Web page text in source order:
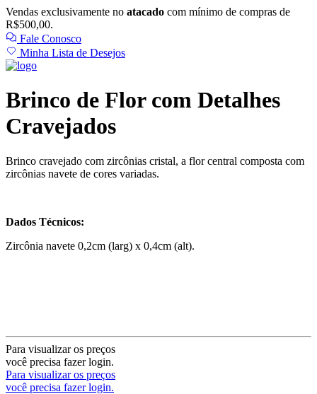
Vendas exclusivamente no atacado com mínimo de compras de
R$500,00.
Fale Conosco
Minha Lista de Desejos
Brinco de Flor com Detalhes
Cravejados
Brinco cravejado com zircônias cristal, a flor central composta com
zircônias navete de cores variadas.
Dados Técnicos:
Zircônia navete 0,2cm (larg) x 0,4cm (alt).
Para visualizar os preços
você precisa fazer login.
Para visualizar os preços
você precisa fazer login.